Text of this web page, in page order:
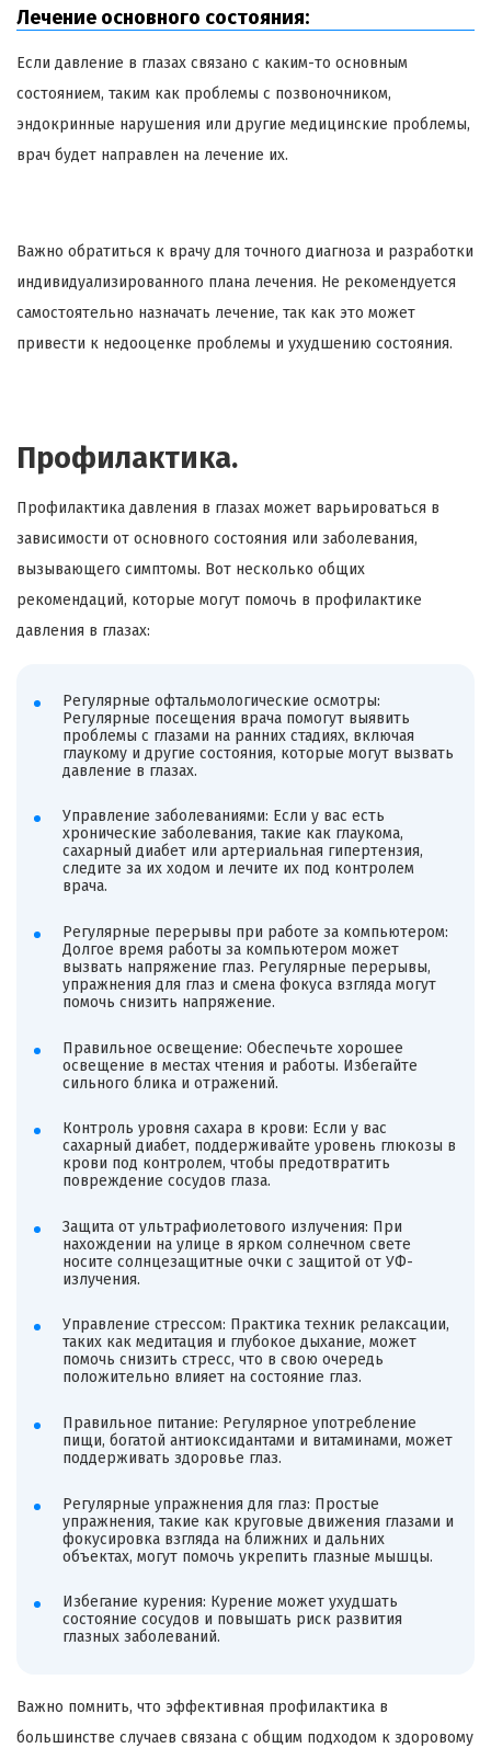
Лечение основного состояния:
Если давление в глазах связано с каким-то основным
состоянием, таким как проблемы с позвоночником,
эндокринные нарушения или другие медицинские проблемы,
врач будет направлен на лечение их.
Важно обратиться к врачу для точного диагноза и разработки
индивидуализированного плана лечения. Не рекомендуется
самостоятельно назначать лечение, так как это может
привести к недооценке проблемы и ухудшению состояния.
Профилактика.
Профилактика давления в глазах может варьироваться в
зависимости от основного состояния или заболевания,
вызывающего симптомы. Вот несколько общих
рекомендаций, которые могут помочь в профилактике
давления в глазах:
Регулярные офтальмологические осмотры:
Регулярные посещения врача помогут выявить
проблемы с глазами на ранних стадиях, включая
глаукому и другие состояния, которые могут вызвать
давление в глазах.
Управление заболеваниями: Если у вас есть
хронические заболевания, такие как глаукома,
сахарный диабет или артериальная гипертензия,
следите за их ходом и лечите их под контролем
врача.
Регулярные перерывы при работе за компьютером:
Долгое время работы за компьютером может
вызвать напряжение глаз. Регулярные перерывы,
упражнения для глаз и смена фокуса взгляда могут
помочь снизить напряжение.
Правильное освещение: Обеспечьте хорошее
освещение в местах чтения и работы. Избегайте
сильного блика и отражений.
Контроль уровня сахара в крови: Если у вас
сахарный диабет, поддерживайте уровень глюкозы в
крови под контролем, чтобы предотвратить
повреждение сосудов глаза.
Защита от ультрафиолетового излучения: При
нахождении на улице в ярком солнечном свете
носите солнцезащитные очки с защитой от УФ-
излучения.
Управление стрессом: Практика техник релаксации,
таких как медитация и глубокое дыхание, может
помочь снизить стресс, что в свою очередь
положительно влияет на состояние глаз.
Правильное питание: Регулярное употребление
пищи, богатой антиоксидантами и витаминами, может
поддерживать здоровье глаз.
Регулярные упражнения для глаз: Простые
упражнения, такие как круговые движения глазами и
фокусировка взгляда на ближних и дальних
объектах, могут помочь укрепить глазные мышцы.
Избегание курения: Курение может ухудшать
состояние сосудов и повышать риск развития
глазных заболеваний.
Важно помнить, что эффективная профилактика в
большинстве случаев связана с общим подходом к здоровому